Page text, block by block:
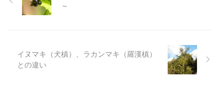
～
イヌマキ（犬槙）、ラカンマキ（羅漢槙）
との違い